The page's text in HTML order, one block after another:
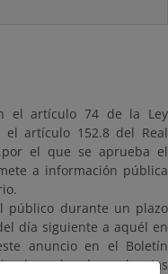
el artículo 74 de la Ley
artículo 152.8 del Real
el que se aprueba el
a información pública
público durante un plazo
día siguiente a aquél en
anuncio en el Boletín
en las dependencias